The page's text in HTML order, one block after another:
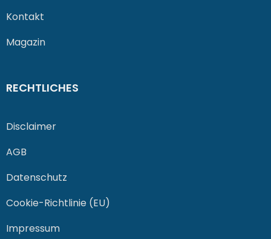
Kontakt
Magazin
RECHTLICHES
Disclaimer
AGB
Datenschutz
Cookie-Richtlinie (EU)
Impressum